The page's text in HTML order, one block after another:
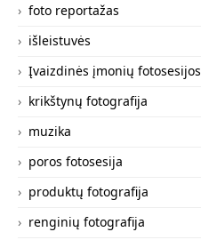
foto reportažas
išleistuvės
Įvaizdinės įmonių fotosesijos
krikštynų fotografija
muzika
poros fotosesija
produktų fotografija
renginių fotografija